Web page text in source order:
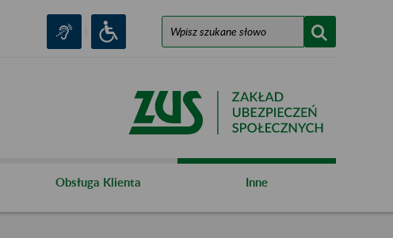
Obsługa Klienta Inne